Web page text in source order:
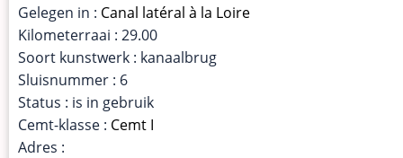
Gelegen in : Canal latéral à la Loire
Kilometerraai : 29.00
Soort kunstwerk : kanaalbrug
Sluisnummer : 6
Status : is in gebruik
Cemt-klasse : Cemt I
Adres :